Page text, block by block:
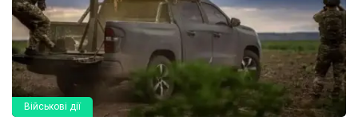
Військові дії